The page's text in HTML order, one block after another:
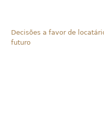
Decisões a favor de
futuro